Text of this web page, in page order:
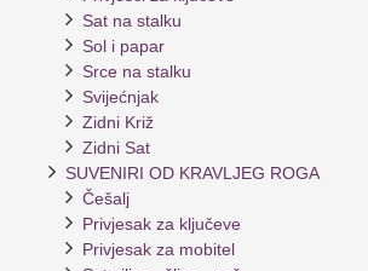
Sat na stalku
Sol i papar
Srce na stalku
Svijećnjak
Zidni Križ
Zidni Sat
SUVENIRI OD KRAVLJEG ROGA
Češalj
Privjesak za ključeve
Privjesak za mobitel